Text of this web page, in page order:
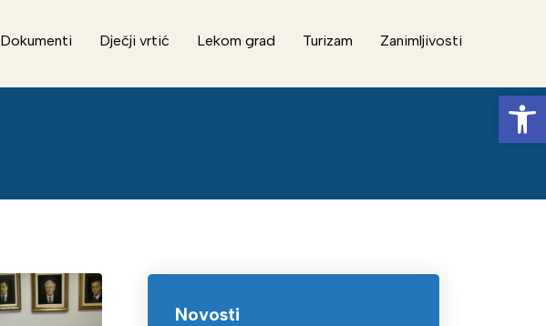
Dokumenti Dječji vrtić Lekom grad Turizam
Zanimljivosti
Novosti